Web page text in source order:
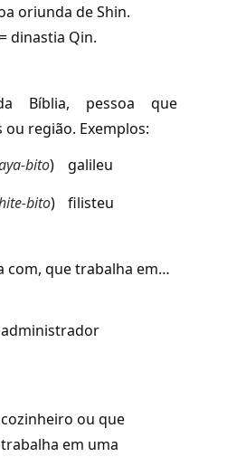
oriunda de Shin.
dinastia Qin.
Bíblia, pessoa que
região. Exemplos:
bito)
galileu
bito)
filisteu
com, que trabalha em…
administrador
cozinheiro ou que
trabalha em uma